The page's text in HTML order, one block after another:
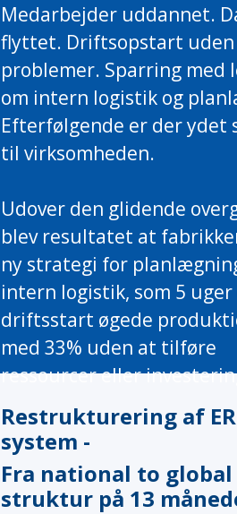
Medarbejder uddannet.
flyttet. Driftsopstart
problemer. Sparring med
om intern logistik og
Efterfølgende er der ydet
til virksomheden.
Udover den glidende
blev resultatet at
ny strategi for
intern logistik, som 5
driftsstart øgede
med 33% uden at tilføre
ressourcer eller
Restrukturering af
system -
Fra national to global
struktur på 13